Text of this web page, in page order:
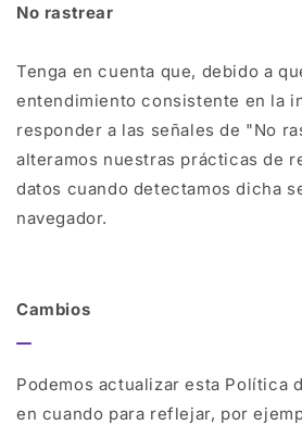
No rastrear
Tenga en cuenta que, debido a
entendimiento consistente en la
responder a las señales de "No
alteramos nuestras prácticas de
datos cuando detectamos dicha
navegador.
Cambios
Podemos actualizar esta Política
en cuando para reflejar, por